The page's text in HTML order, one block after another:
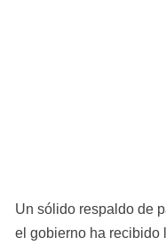
Un sólido respaldo de
el gobierno ha recibido